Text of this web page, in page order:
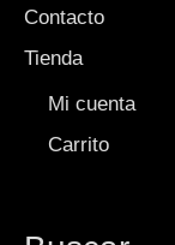
Contacto
Tienda
Mi cuenta
Carrito